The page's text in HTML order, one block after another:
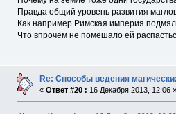
Правда общий уровень развития
Как например Римская империя
Что впрочем не помешало ей
Re: Способы ведения
«Ответ #20 : 16 Декабря 2013, 12:06 »